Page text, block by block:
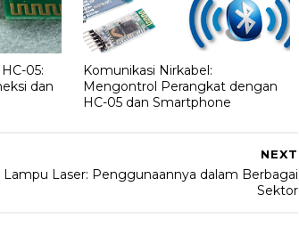
05:
dan
Komunikasi Nirkabel:
Mengontrol Perangkat dengan
HC-05 dan Smartphone
NEXT
Lampu Laser: Penggunaannya dalam Berbagai
Sektor